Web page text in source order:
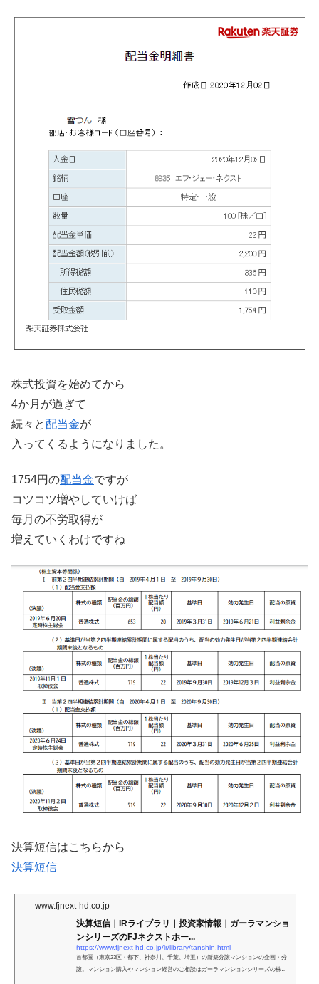
株式投資を始めてから
4か月が過ぎて
続々と配当金が
入ってくるようになりました。
1754円の配当金ですが
コツコツ増やしていけば
毎月の不労取得が
増えていくわけですね
決算短信はこちらから
決算短信
www.fjnext-hd.co.jp
決算短信｜IRライブラリ｜投資家情報｜ガーラマンショ
ンシリーズのFJネクストホー...
https://www.fjnext-hd.co.jp/ir/library/tanshin.html
首都圏（東京23区・都下、神奈川、千葉、埼玉）の新築分譲マンションの企画・分
譲。マンション購入やマンション経営のご相談はガーラマンションシリーズの株式